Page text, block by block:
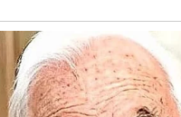
situacija može postati